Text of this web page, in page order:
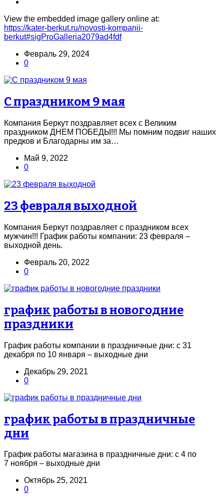
View the embedded image gallery online at:
https://kater-berkut.ru/novosti-kompanii-
berkut#sigProGalleria2079ad4fdf
Февраль 29, 2024
0
С праздником 9 мая
Компания Беркут поздравляет всех с Великим
праздником ДНЕМ ПОБЕДЫ!!! Мы помним подвиг наших
предков и Благодарны им за…
Май 9, 2022
0
23 февраля выходной
Компания Беркут поздравляет с праздником всех
мужчин!!! График работы компании: 23 февраля –
выходной день.
Февраль 20, 2022
0
график работы в новогодние
праздники
График работы компании в праздничные дни: с 31
декабря по 10 января – выходные дни
Декабрь 29, 2021
0
график работы в праздничные
дни
График работы магазина в праздничные дни: с 4 по
7 ноября – выходные дни
Октябрь 25, 2021
0